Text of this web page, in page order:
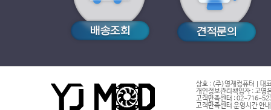
상호 : (주)영재컴퓨터 | 대
개인정보관리책임자 : 고영
고객만족센터 : 02-716-
고객만족센터 운영시간 안